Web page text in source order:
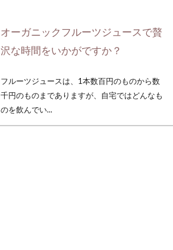
オーガニックフルーツジュースで贅
沢な時間をいかがですか？
フルーツジュースは、1本数百円のものから数
千円のものまでありますが、自宅ではどんなも
のを飲んでい...